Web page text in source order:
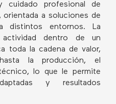
cuidado profesional de
orientada a soluciones de
distintos entornos. La
actividad dentro de un
toda la cadena de valor,
la producción, el
lo que le permite
y resultados